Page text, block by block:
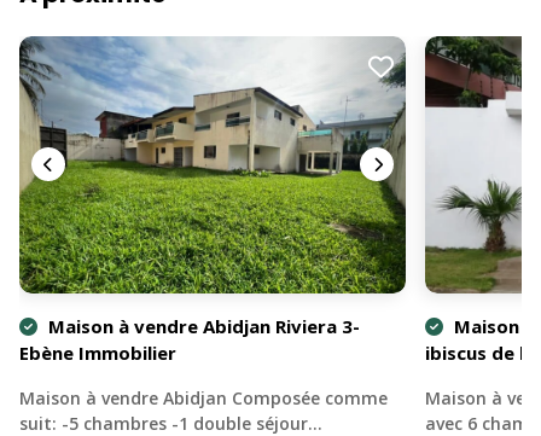
Maison à vendre Abidjan Riviera 3-
Ebène Immobilier
Maison à vendre Abidjan Composée comme
suit: -5 chambres -1 double séjour…
Maison
ibiscus de
Maison à
avec 6